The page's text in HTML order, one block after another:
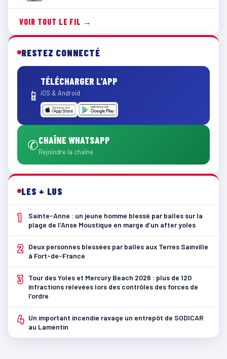
VOIR TOUT LE FIL →
RESTEZ CONNECTÉ
📱
TÉLÉCHARGER L'APP
iOS & Android
✆CHAÎNE WHATSAPP
Rejoindre la chaîne
LES + LUS
1
Sainte-Anne : un jeune homme blessé par balles sur la
plage de l’Anse Moustique en marge d’un after yoles
2
Deux personnes blessées par balles aux Terres Sainville
à Fort-de-France
3
Tour des Yoles et Mercury Beach 2026 : plus de 120
infractions relevées lors des contrôles des forces de
l’ordre
4 Un important incendie ravage un entrepôt de SODICAR
au Lamentin